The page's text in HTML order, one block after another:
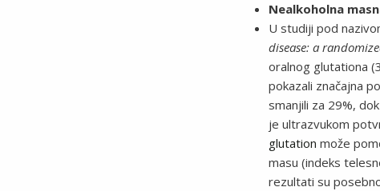
Nealkoholna
U studiji pod
disease: a
oralnog glutationa
pokazali značajna
smanjili za 29%,
je ultrazvukom
glutation može
masu (indeks
rezultati su